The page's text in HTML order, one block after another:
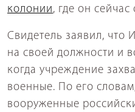
колонии, где он сейчас
Свидетель заявил, что
на своей должности и
когда учреждение
военные. По его
вооруженные